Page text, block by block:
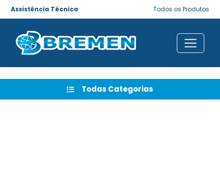
Assistência Técnica Todos os Produtos
Todas Categorias